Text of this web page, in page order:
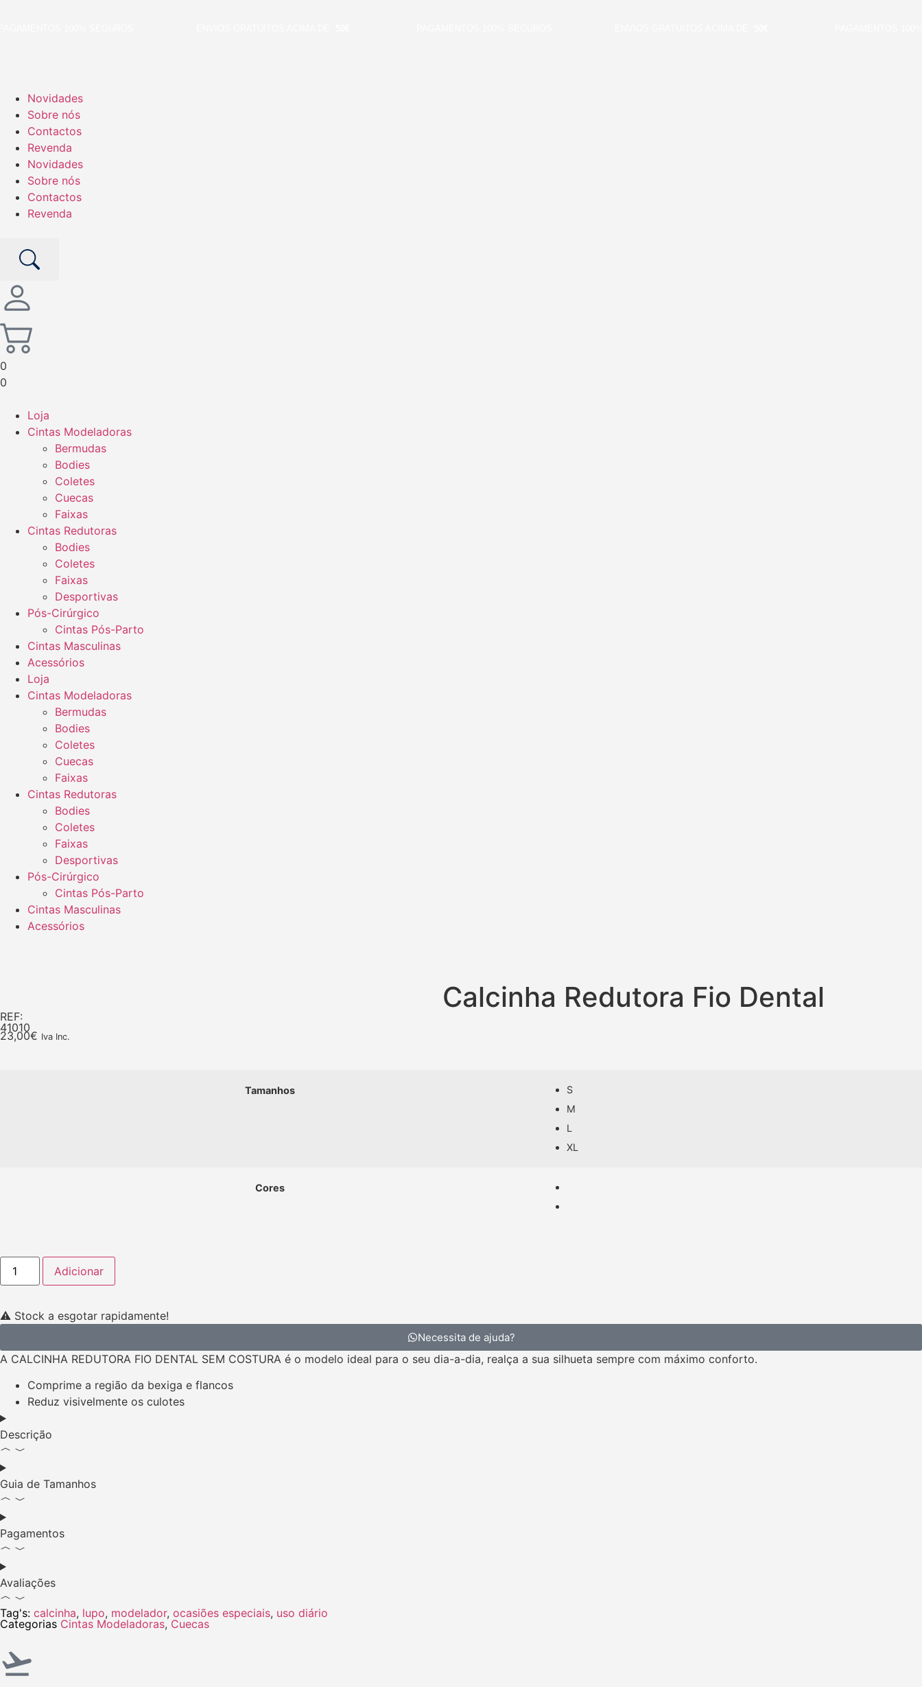
Novidades
Sobre nós
Contactos
Revenda
Novidades
Sobre nós
Contactos
Revenda
0
0
Loja
Cintas Modeladoras
Bermudas
Bodies
Coletes
Cuecas
Faixas
Cintas Redutoras
Bodies
Coletes
Faixas
Desportivas
Pós-Cirúrgico
Cintas Pós-Parto
Cintas Masculinas
Acessórios
Loja
Cintas Modeladoras
Bermudas
Bodies
Coletes
Cuecas
Faixas
Cintas Redutoras
Bodies
Coletes
Faixas
Desportivas
Pós-Cirúrgico
Cintas Pós-Parto
Cintas Masculinas
Acessórios
Calcinha Redutora Fio Dental
REF:
41010
23,00€ Iva Inc.
Tamanhos
S
M
L
XL
Cores
Adicionar
⚠️ Stock a esgotar rapidamente!
Necessita de ajuda?
A CALCINHA REDUTORA FIO DENTAL SEM COSTURA é o modelo ideal para o seu dia-a-dia, realça a sua silhueta sempre com máximo conforto.
Comprime a região da bexiga e flancos
Reduz visivelmente os culotes
Descrição
Guia de Tamanhos
Pagamentos
Avaliações
Tag's: calcinha, lupo, modelador, ocasiões especiais, uso diário
Categorias Cintas Modeladoras, Cuecas